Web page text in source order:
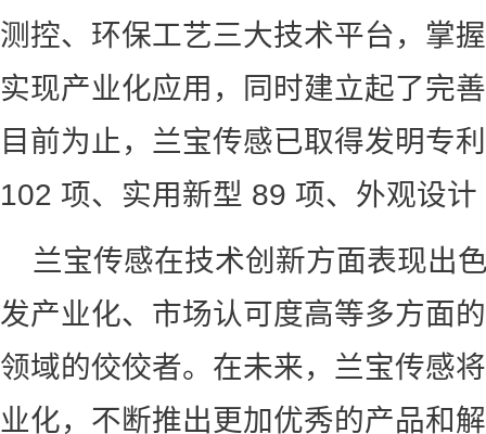
测控、环保工艺三大技术平台，掌
实现产业化应用，同时建立起了完
目前为止，兰宝传感已取得发明专
102 项、实用新型 89 项、外观设
兰宝传感在技术创新方面表现出
发产业化、市场认可度高等多方面
领域的佼佼者。在未来，兰宝传感
业化，不断推出更加优秀的产品和